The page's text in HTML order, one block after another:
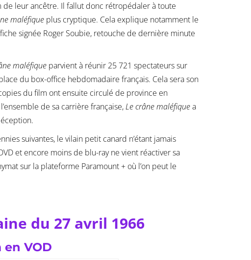
leur ancêtre. Il fallut donc rétropédaler à toute
maléfique plus cryptique. Cela explique notamment le
signée Roger Soubie, retouche de dernière minute
maléfique parvient à réunir 25 721 spectateurs sur
du box-office hebdomadaire français. Cela sera son
du film ont ensuite circulé de province en
de sa carrière française,Le crâne maléfiquea
suivantes, le vilain petit canard n’étant jamais
et encore moins de blu-ray ne vient réactiver sa
sur la plateforme Paramount + où l’on peut le
du 27 avril 1966
VOD